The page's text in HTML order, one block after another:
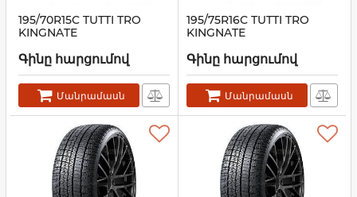
195/70R15C TUTTI TRO
KINGNATE
Գինը հարցումով
Մանրամասն
195/75R16C TUTTI TRO
KINGNATE
Գինը հարցումով
Մանրամասն